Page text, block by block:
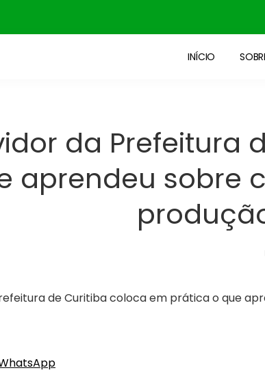
INÍCIO
da Prefeitura
aprendeu sobre